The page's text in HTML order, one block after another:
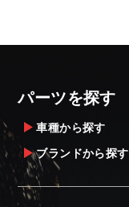
パーツを探す
車種から探す
ブランドから探す